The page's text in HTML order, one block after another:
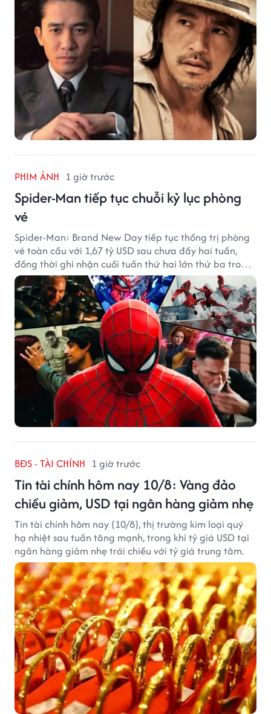
PHIM ẢNH 1 giờ trước
Spider-Man tiếp tục chuỗi kỷ lục phòng
vé
Spider-Man: Brand New Day tiếp tục thống trị phòng
vé toàn cầu với 1,67 tỷ USD sau chưa đầy hai tuần,
đồng thời ghi nhận cuối tuần thứ hai lớn thứ ba trong
lịch sử Bắc Mỹ.
BĐS - TÀI CHÍNH 1 giờ trước
Tin tài chính hôm nay 10/8: Vàng đảo
chiều giảm, USD tại ngân hàng giảm nhẹ
Tin tài chính hôm nay (10/8), thị trường kim loại quý
hạ nhiệt sau tuần tăng mạnh, trong khi tỷ giá USD tại
ngân hàng giảm nhẹ trái chiều với tỷ giá trung tâm.